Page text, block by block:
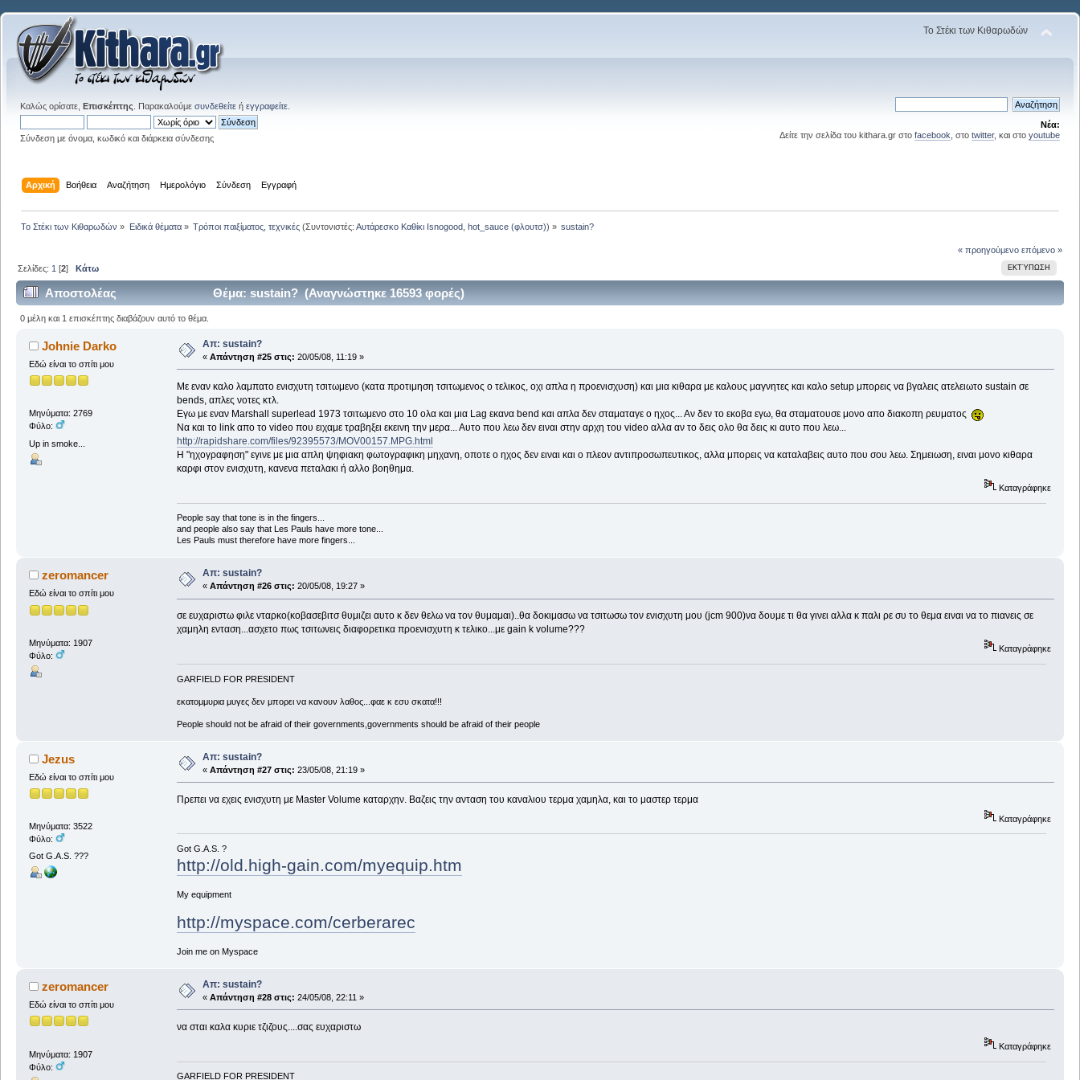
Το Στέκι των Κιθαρωδών
Καλώς ορίσατε, Επισκέπτης . Παρακαλούμε συνδεθείτε ή εγγραφείτε
Σύνδεση με όνομα, κωδικό και διάρκεια σύνδεσης
Νέα:
Δείτε την σελίδα του kithara.gr στο facebook , στο twitter, και στο youtube
Αρχική Βοήθεια Αναζήτηση Ημερολόγιο Σύνδεση Εγγραφή
Το Στέκι των Κιθαρωδών » Ειδικά θέματα» Τρόποι παιξίματος, τεχνικές(Συντονιστές: Αυτάρεσκο Καθίκι Isnogood, hot_sauce (φλουτσ)) » sustain?
« προηγούμενο επόμενο »
ΕΚΤΎΠΩΣΗ
Σελίδες: 1 [2]Κάτω
Αποστολέας Θέμα: sustain? (Αναγνώστηκε 16593 φορές)
0 μέλη και 1 επισκέπτης διαβάζουν αυτό το θέμα.
Johnie Darko
Εδώ είναι το σπίτι μου
Μηνύματα: 2769
Φύλο:
Up in smoke...
Απ: sustain?
« Απάντηση #25 στις: 20/05/08, 11:19 »
Με εναν καλο λαμπατο ενισχυτη τσιτωμενο (κατα προτιμηση τσιτωμενος ο τελικος, οχι απλα η προενισχυση) και μια κιθαρα με καλους μαγνητες και καλο setup μπορεις να βγαλεις ατελειωτο sustain σε
bends, απλες νοτες κτλ.
Εγω με εναν Marshall superlead 1973 τσιτωμενο στο 10 ολα και μια Lag εκανα bend και απλα δεν σταματαγε ο ηχος... Αν δεν το εκοβα εγω, θα σταματουσε μονο απο διακοπη ρευματος
Να και το link απο το video που ειχαμε τραβηξει εκεινη την μερα... Αυτο που λεω δεν ειναι στην αρχη του video αλλα αν το δεις ολο θα δεις κι αυτο που λεω...
http://rapidshare.com/files/92395573/MOV00157.MPG.html
Η "ηχογραφηση" εγινε με μια απλη ψηφιακη φωτογραφικη μηχανη, οποτε ο ηχος δεν ειναι και ο πλεον αντιπροσωπευτικος, αλλα μπορεις να καταλαβεις αυτο που σου λεω. Σημειωση, ειναι μονο κιθαρα
καρφι στον ενισχυτη, κανενα πεταλακι ή αλλο βοηθημα.
Καταγράφηκε
People say that tone is in the fingers...
and people also say that Les Pauls have more tone...
Les Pauls must therefore have more fingers...
zeromancer
Εδώ είναι το σπίτι μου
Μηνύματα: 1907
Φύλο:
Απ: sustain?
« Απάντηση #26 στις: 20/05/08, 19:27 »
σε ευχαριστω φιλε νταρκο(κοβασεβιτσ θυμιζει αυτο κ δεν θελω να τον θυμαμαι)..θα δοκιμασω να τσιτωσω τον ενισχυτη μου (jcm 900)να δουμε τι θα γινει αλλα κ παλι ρε συ το θεμα ειναι να το πιανεις σε
χαμηλη ενταση...ασχετο πως τσιτωνεις διαφορετικα προενισχυτη κ τελικο...με gain k volume???
Καταγράφηκε
GARFIELD FOR PRESIDENT
εκατομμυρια μυγες δεν μπορει να κανουν λαθος...φαε κ εσυ σκατα!!!
People should not be afraid of their governments,governments should be afraid of their people
Jezus
Εδώ είναι το σπίτι μου
Μηνύματα: 3522
Φύλο:
Got G.A.S. ???
Απ: sustain?
« Απάντηση #27 στις: 23/05/08, 21:19 »
Πρεπει να εχεις ενισχυτη με Μaster Volume καταρχην. Βαζεις την ανταση του καναλιου τερμα χαμηλα, και το μαστερ τερμα
Καταγράφηκε
Got G.A.S. ?
http://old.high-gain.com/myequip.htm
My equipment
http://myspace.com/cerberarec
Join me on Myspace
zeromancer
Εδώ είναι το σπίτι μου
Μηνύματα: 1907
Φύλο:
Απ: sustain?
« Απάντηση #28 στις: 24/05/08, 22:11 »
να σται καλα κυριε τζιζους....σας ευχαριστω
Καταγράφηκε
GARFIELD FOR PRESIDENT